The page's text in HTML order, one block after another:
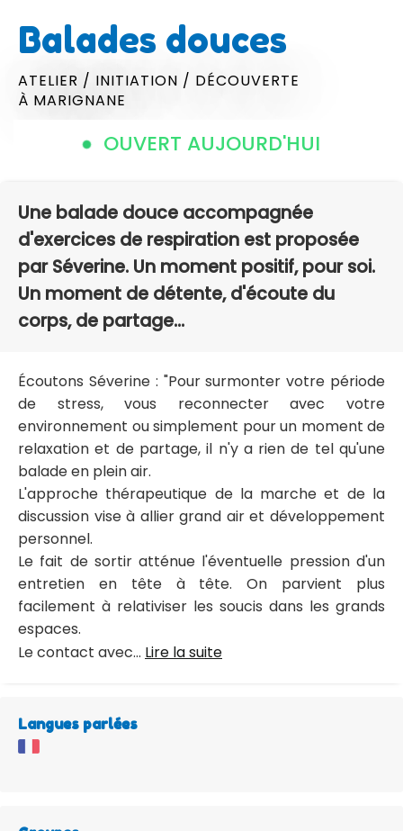
Balades douces
ATELIER / INITIATION / DÉCOUVERTE
À MARIGNANE
OUVERT AUJOURD'HUI
Une balade douce accompagnée
d'exercices de respiration est proposée
par Séverine. Un moment positif, pour soi.
Un moment de détente, d'écoute du
corps, de partage...
Écoutons Séverine : "Pour surmonter votre période
de stress, vous reconnecter avec votre
environnement ou simplement pour un moment de
relaxation et de partage, il n'y a rien de tel qu'une
balade en plein air.
L'approche thérapeutique de la marche et de la
discussion vise à allier grand air et développement
personnel.
Le fait de sortir atténue l'éventuelle pression d'un
entretien en tête à tête. On parvient plus
facilement à relativiser les soucis dans les grands
espaces.
Le contact avec... Lire la suite
Langues parlées